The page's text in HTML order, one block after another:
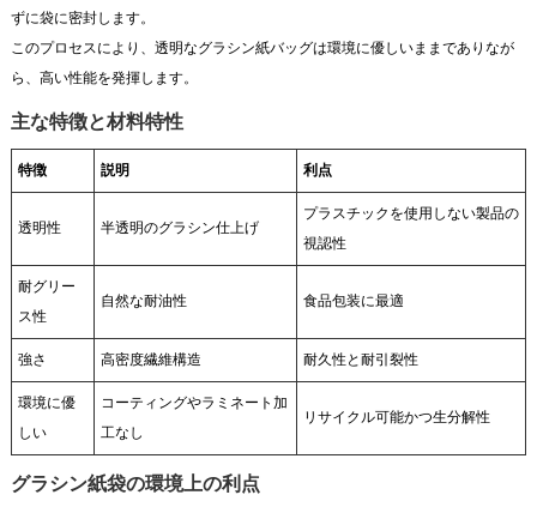
ずに袋に密封します。
このプロセスにより、透明なグラシン紙バッグは環境に優しいままでありなが
ら、高い性能を発揮します。
主な特徴と材料特性
特徴 説明 利点
透明性 半透明のグラシン仕上げ
プラスチックを使用しない製品の
視認性
耐グリー
ス性
自然な耐油性 食品包装に最適
強さ 高密度繊維構造 耐久性と耐引裂性
環境に優
しい
コーティングやラミネート加
工なし
リサイクル可能かつ生分解性
グラシン紙袋の環境上の利点